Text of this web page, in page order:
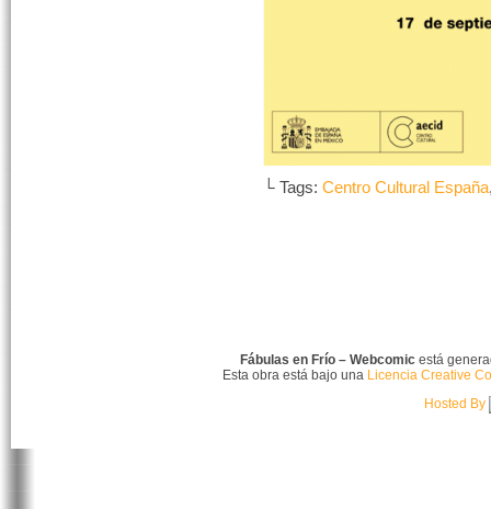
└ Tags: Centro Cultural España
Fábulas en Frío – Webcomicestá
Esta obra está bajo una Licencia Creative
Hosted By